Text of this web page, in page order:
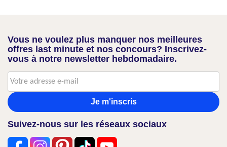
Vous ne voulez plus manquer nos meilleures
offres last minute et nos concours? Inscrivez-
vous à notre newsletter hebdomadaire.
Je m'inscris
Suivez-nous sur les réseaux sociaux